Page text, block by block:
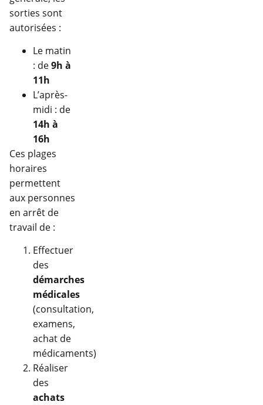
sorties sont
autorisées :
Le matin
: de9h à
11h
L’après-
midi : de
14h à
16h
Ces plages
horaires
permettent
aux personnes
en arrêt de
travail de :
Effectuer
des
démarches
médicales
(consultation,
examens,
achat de
médicaments)
Réaliser
des
achats